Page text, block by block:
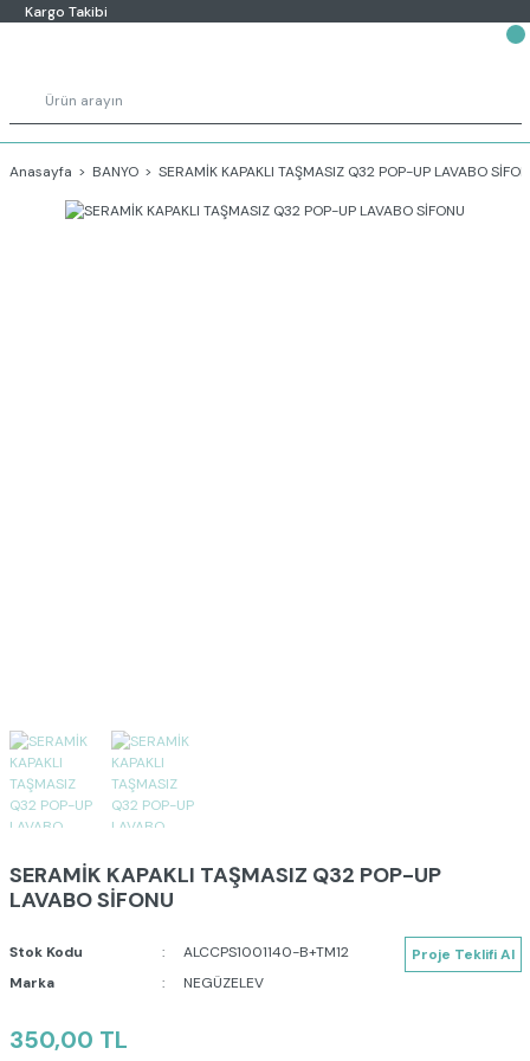
Kargo Takibi
Anasayfa BANYO SERAMİK KAPAKLI TAŞMASIZ Q32 POP-UP LAVABO
SERAMİK KAPAKLI TAŞMASIZ Q32 POP-UP
LAVABO SİFONU
Stok Kodu
ALCCPS1001140-B+TM12
Marka
NEGÜZELEV
Proje Teklifi Al
350,00 TL